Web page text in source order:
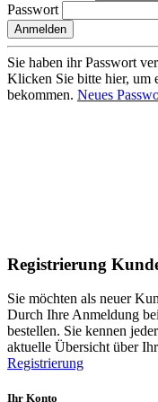
Passwort
Anmelden
Sie haben ihr Passwort
Klicken Sie bitte hier, um
bekommen. Neues
Registrierung
Sie möchten als neuer
Durch Ihre Anmeldung
bestellen. Sie kennen
aktuelle Übersicht über
Registrierung
Ihr Konto